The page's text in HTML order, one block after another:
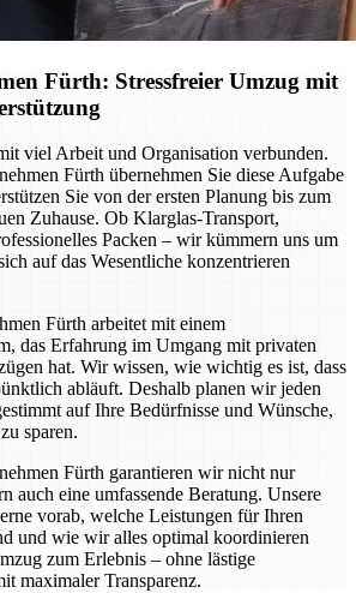
Fürth: Stressfreier Umzug mit
viel Arbeit und Organisation verbunden.
Fürth übernehmen Sie diese Aufgabe
Sie von der ersten Planung bis zum
Zuhause. Ob Klarglas-Transport,
Packen – wir kümmern uns um
auf das Wesentliche konzentrieren
Fürth arbeitet mit einem
das Erfahrung im Umgang mit privaten
hat. Wir wissen, wie wichtig es ist, dass
abläuft. Deshalb planen wir jeden
auf Ihre Bedürfnisse und Wünsche,
sparen.
Fürth garantieren wir nicht nur
auch eine umfassende Beratung. Unsere
vorab, welche Leistungen für Ihren
und wie wir alles optimal koordinieren
zum Erlebnis – ohne lästige
maximaler Transparenz.